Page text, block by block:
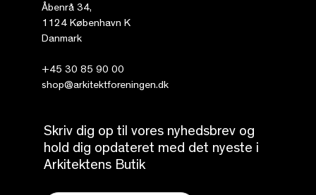
Åbenrå 34,
1124 København K
Danmark
+45 30 85 90 00
shop@arkitektforeningen.dk
Skriv dig op til vores nyhedsbrev og
hold dig opdateret med det nyeste i
Arkitektens Butik